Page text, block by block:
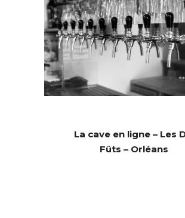
La cave en ligne – Les
Fûts – Orléans